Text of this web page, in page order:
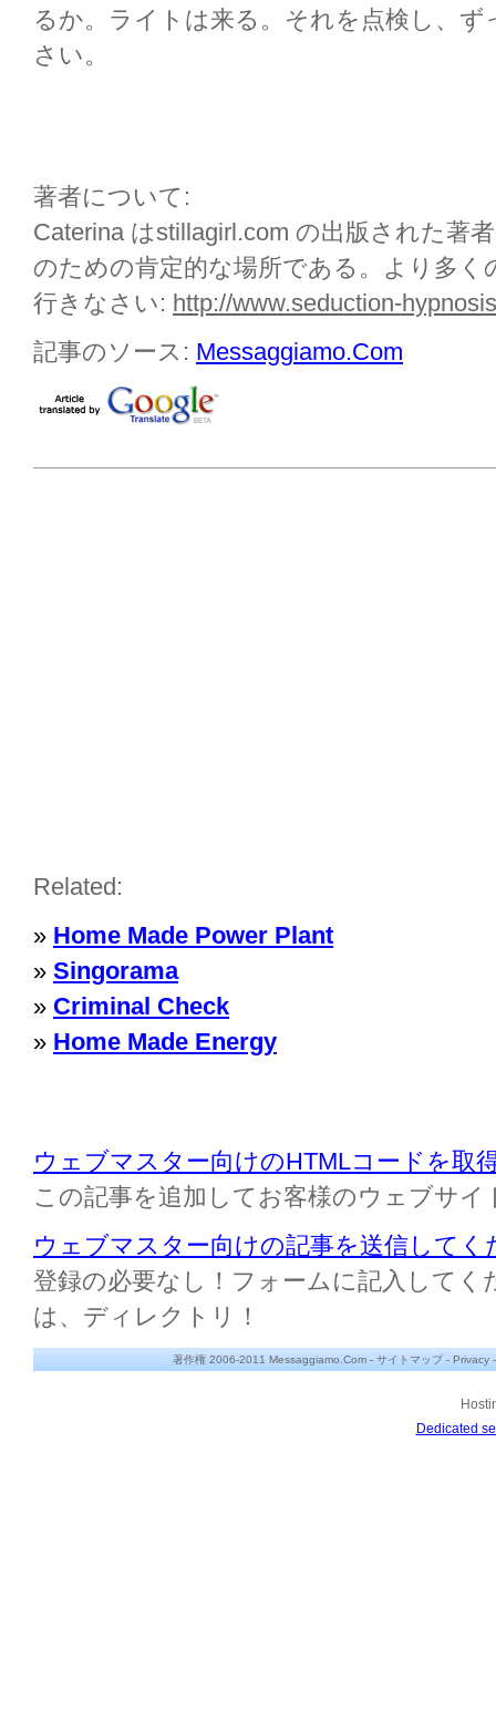
るか。ライトは来る。それを点検し、
さい。
著者について:
Caterina はstillagirl.com の出版された著
のための肯定的な場所である。より多
行きなさい: http://www.seduction-
記事のソース: Messaggiamo.Com
Related:
» Home Made Power Plant
» Singorama
» Criminal Check
» Home Made Energy
ウェブマスター向けのHTMLコードを取
この記事を追加してお客様のウェブサイ
ウェブマスター向けの記事を送信してく
登録の必要なし！フォームに記入してく
は、ディレクトリ！
著作権 2006-2011 Messaggiamo.Com - サイトマップ- Privacy
Dedicated